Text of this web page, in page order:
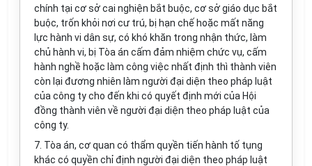
chính tại cơ sở cai nghiện bắt buộc, cơ sở giáo dục bắt
buộc, trốn khỏi nơi cư trú, bị hạn chế hoặc mất năng
lực hành vi dân sự, có khó khăn trong nhận thức, làm
chủ hành vi, bị Tòa án cấm đảm nhiệm chức vụ, cấm
hành nghề hoặc làm công việc nhất định thì thành viên
còn lại đương nhiên làm người đại diện theo pháp luật
của công ty cho đến khi có quyết định mới của Hội
đồng thành viên về người đại diện theo pháp luật của
công ty.
7. Tòa án, cơ quan có thẩm quyền tiến hành tố tụng
khác có quyền chỉ định người đại diện theo pháp luật